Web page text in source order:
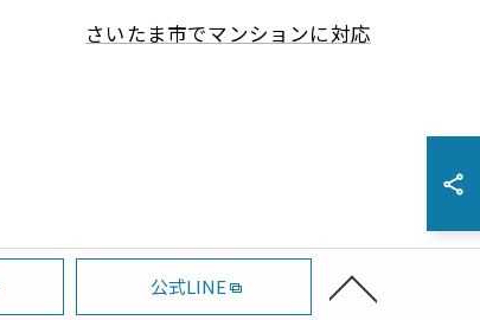
さいたま市でマンションに対応
公式LINE